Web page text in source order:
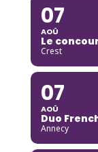
07
AOÛ
Le
Crest
07
AOÛ
Duo
Annecy